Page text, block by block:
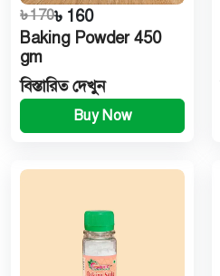
৳ 170৳ 160
Baking Powder 450
gm
বিস্তারিত দেখুন
Buy Now